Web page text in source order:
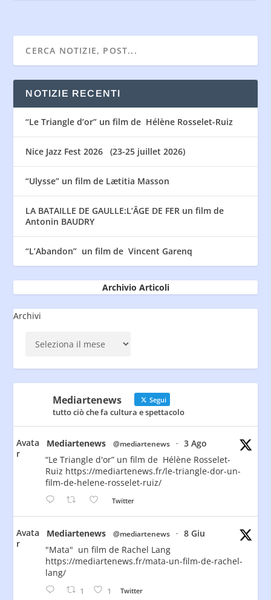
NOTIZIE RECENTI
“Le Triangle d’or” un film de Hélène Rosselet-Ruiz
Nice Jazz Fest 2026 (23-25 juillet 2026)
“Ulysse” un film de Lætitia Masson
LA BATAILLE DE GAULLE:L’ÂGE DE FER un film de
Antonin BAUDRY
“L’Abandon” un film de Vincent Garenq
Archivio Articoli
Archivi
Mediartenews Segui
tutto ciò che fa cultura e spettacolo
Avata
r
Mediartenews @mediartenews ·
3 Ago
“Le Triangle d'or” un film de Hélène Rosselet-
Ruiz https://mediartenews.fr/le-triangle-dor-un-
film-de-helene-rosselet-ruiz/
Twitter
Avata
r
Mediartenews @mediartenews ·
8 Giu
"Mata" un film de Rachel Lang
https://mediartenews.fr/mata-un-film-de-rachel-
lang/
1 1 Twitter